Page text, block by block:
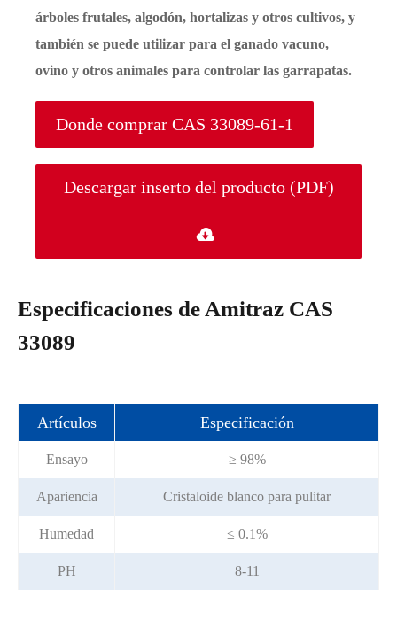
árboles frutales, algodón, hortalizas y otros cultivos, y
también se puede utilizar para el ganado vacuno,
ovino y otros animales para controlar las garrapatas.
Donde comprar CAS 33089-61-1
Descargar inserto del producto (PDF)

Especificaciones de Amitraz CAS
33089
Artículos Especificación
Ensayo ≥ 98%
Apariencia Cristaloide blanco para pulitar
Humedad ≤ 0.1%
PH 8-11